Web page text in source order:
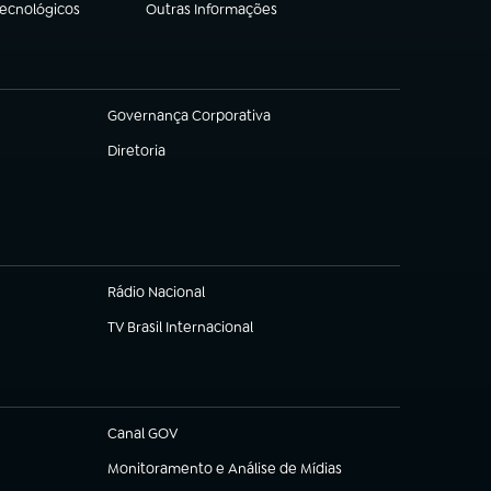
Outras Informações
(abre em nova aba)
Governança Corporativa
(abre em nova aba)
Diretoria
(abre em nova aba)
Rádio Nacional
TV Brasil Internacional
(abre em nova aba)
Canal GOV
(abre em nova aba)
Monitoramento e Análise de Mídias
(abre em nova aba)